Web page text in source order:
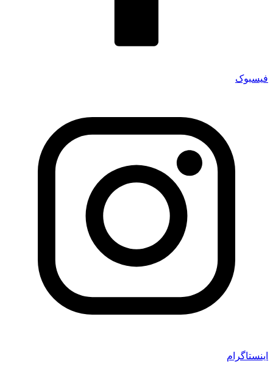
فیسبوک
اینستاگرام